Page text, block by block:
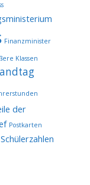
Finanzminister
Klassen
der
Postkarten
Schülerzahlen